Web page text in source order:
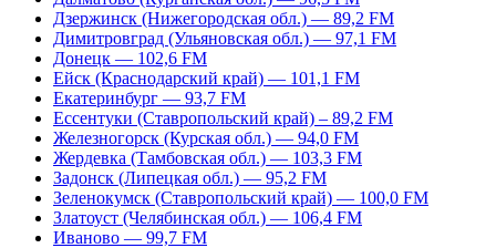
Дзержинск (Нижегородская обл.) — 89,2 FM
Димитровград (Ульяновская обл.) — 97,1 FM
Донецк — 102,6 FM
Ейск (Краснодарский край) — 101,1 FM
Екатеринбург — 93,7 FM
Ессентуки (Ставропольский край) – 89,2 FM
Железногорск (Курская обл.) — 94,0 FM
Жердевка (Тамбовская обл.) — 103,3 FM
Задонск (Липецкая обл.) — 95,2 FM
Зеленокумск (Ставропольский край) — 100,0 FM
Златоуст (Челябинская обл.) — 106,4 FM
Иваново — 99,7 FM